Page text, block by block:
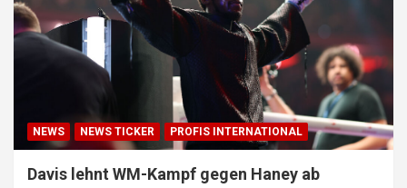
NEWS NEWS TICKER PROFIS INTERNATIONAL
Davis lehnt WM-Kampf gegen Haney ab